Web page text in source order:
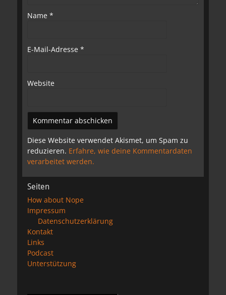
Name *
E-Mail-Adresse *
Website
Diese Website verwendet Akismet, um Spam zu
reduzieren. Erfahre, wie deine Kommentardaten
verarbeitet werden.
Seiten
How about Nope
Impressum
Datenschutzerklärung
Kontakt
Links
Podcast
Unterstützung